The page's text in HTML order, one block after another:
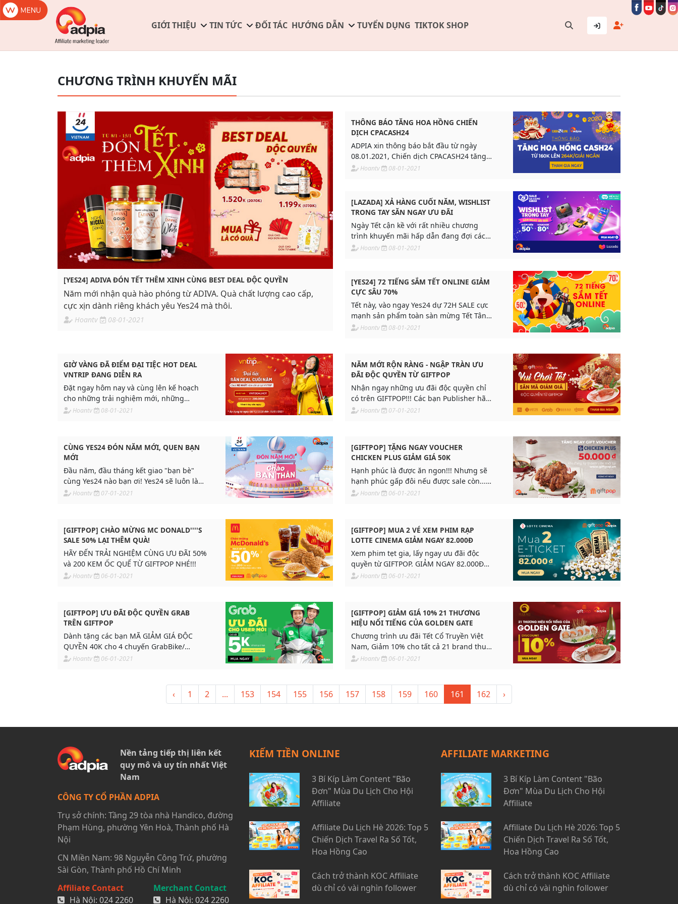
GIỚI THIỆU TIN TỨC ĐỐI TÁC HƯỚNG DẪN TUYỂN DỤNG TIKTOK SHOP
CHƯƠNG TRÌNH KHUYẾN MÃI
[YES24] ADIVA ĐÓN TẾT THÊM XINH CÙNG BEST DEAL ĐỘC QUYỀN
Năm mới nhận quà hào phóng từ ADIVA. Quà chất lượng cao cấp,
cực xịn dành riêng khách yêu Yes24 mà thôi.
Hoantv 08-01-2021
THÔNG BÁO TĂNG HOA HỒNG CHIẾN
DỊCH CPACASH24
ADPIA xin thông báo bắt đầu từ ngày
08.01.2021, Chiến dịch CPACASH24 tăng
hoa hồng từ 160,000đ lên 264,000đ/giải
Hoantv 08-01-2021
[LAZADA] XẢ HÀNG CUỐI NĂM, WISHLIST
TRONG TAY SĂN NGAY ƯU ĐÃI
Ngày Tết cận kề với rất nhiều chương
trình khuyến mãi hấp dẫn đang đợi các
bạn Publisher đẩy mạnh doanh số và tích
Hoantv 08-01-2021
[YES24] 72 TIẾNG SẮM TẾT ONLINE GIẢM
CỰC SÂU 70%
Tết này, vào ngay Yes24 dự 72H SALE cực
mạnh sản phẩm toàn sàn mừng Tết Tân
Sửu.Hoantv 08-01-2021
GIỜ VÀNG ĐÃ ĐIỂM ĐẠI TIỆC HOT DEAL
VNTRIP ĐANG DIỄN RA
Đặt ngay hôm nay và cùng lên kế hoạch
cho những trải nghiệm mới, những
chuyến đi cùng gia đình, bạn bè và người
Hoantv 08-01-2021
NĂM MỚI RỘN RÀNG - NGẬP TRÀN ƯU
ĐÃI ĐỘC QUYỀN TỪ GIFTPOP
Nhận ngay những ưu đãi độc quyền chỉ
có trên GIFTPOP!!! Các bạn Publisher hãy
chia sẻ thông tin này cho khách hàng của
Hoantv 07-01-2021
CÙNG YES24 ĐÓN NĂM MỚI, QUEN BẠN
MỚI
Đầu năm, đầu tháng kết giao "bạn bè"
cùng Yes24 nào bạn ơi! Yes24 sẽ luôn là
người bạn đồng hàng mỗi khi bạn muốn
Hoantv 07-01-2021
[GIFTPOP] TẶNG NGAY VOUCHER
CHICKEN PLUS GIẢM GIÁ 50K
Hạnh phúc là được ăn ngon!!! Nhưng sẽ
hạnh phúc gấp đôi nếu được sale còn...
nửa giá!!!
Hoantv 06-01-2021
[GIFTPOP] CHÀO MỪNG MC DONALD''''S
SALE 50% LẠI THÊM QUÀ!
HÃY ĐẾN TRẢI NGHIỆM CÙNG ƯU ĐÃI 50%
và 200 KEM ỐC QUẾ TỪ GIFTPOP NHÉ!!!
Hoantv 06-01-2021
[GIFTPOP] MUA 2 VÉ XEM PHIM RẠP
LOTTE CINEMA GIẢM NGAY 82.000Đ
Xem phim tẹt gia, lấy ngay ưu đãi độc
quyền từ GIFTPOP. GIẢM NGAY 82.000Đ
cho 2 vé xem phim tại rạp Lotte Cinema!!!!
Hoantv 06-01-2021
[GIFTPOP] ƯU ĐÃI ĐỘC QUYỀN GRAB
TRÊN GIFTPOP
Dành tặng các bạn MÃ GIẢM GIÁ ĐỘC
QUYỀN 40K cho 4 chuyến GrabBike/
GrabCar chỉ với 5K.
Hoantv 06-01-2021
[GIFTPOP] GIẢM GIÁ 10% 21 THƯƠNG
HIỆU NỔI TIẾNG CỦA GOLDEN GATE
Chương trình ưu đãi Tết Cổ Truyền Việt
Nam, Giảm 10% cho tất cả 21 brand thuộc
hệ thống nhà hàng Golden Gate.
Hoantv 06-01-2021
‹ 1 2 ... 153 154 155 156 157 158 159 160 161 162 ›
Nền tảng tiếp thị liên kết
quy mô và uy tín nhất Việt
Nam
CÔNG TY CỔ PHẦN ADPIA
Trụ sở chính: Tầng 29 tòa nhà Handico, đường
Phạm Hùng, phường Yên Hoà, Thành phố Hà
Nội
CN Miền Nam: 98 Nguyễn Công Trứ, phường
Sài Gòn, Thành phố Hồ Chí Minh
Affiliate Contact
Hà Nội: 024 2260
Merchant Contact
Hà Nội: 024 2260
KIẾM TIỀN ONLINE
3 Bí Kíp Làm Content "Bão
Đơn" Mùa Du Lịch Cho Hội
Affiliate
Affiliate Du Lịch Hè 2026: Top 5
Chiến Dịch Travel Ra Số Tốt,
Hoa Hồng Cao
Cách trở thành KOC Affiliate
dù chỉ có vài nghìn follower
AFFILIATE MARKETING
3 Bí Kíp Làm Content "Bão
Đơn" Mùa Du Lịch Cho Hội
Affiliate
Affiliate Du Lịch Hè 2026: Top 5
Chiến Dịch Travel Ra Số Tốt,
Hoa Hồng Cao
Cách trở thành KOC Affiliate
dù chỉ có vài nghìn follower